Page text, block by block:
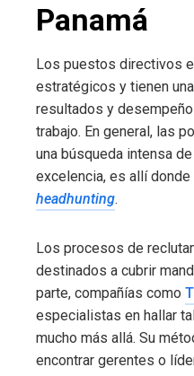
Panamá
Los puestos directivos
estratégicos y tienen
resultados y
trabajo. En general, las
una búsqueda intensa
excelencia, es allí
headhunting.
Los procesos de
destinados a cubrir
parte, compañías como
especialistas en hallar
mucho más allá. Su
encontrar gerentes o